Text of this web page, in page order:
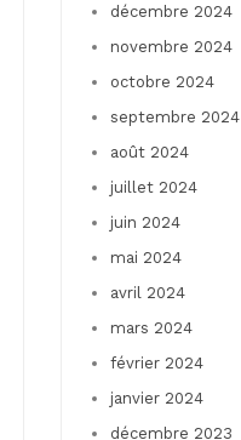
décembre 2024
novembre 2024
octobre 2024
septembre 2024
août 2024
juillet 2024
juin 2024
mai 2024
avril 2024
mars 2024
février 2024
janvier 2024
décembre 2023